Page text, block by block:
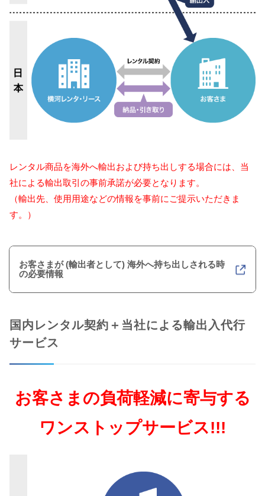
レンタル商品を海外へ輸出および持ち出しする場合には、当
社による輸出取引の事前承諾が必要となります。
（輸出先、使用用途などの情報を事前にご提示いただきま
す。）
お客さまが (輸出者として) 海外へ持ち出しされる時
の必要情報
国内レンタル契約＋当社による輸出入代行
サービス
お客さまの負荷軽減に寄与する
ワンストップサービス!!!